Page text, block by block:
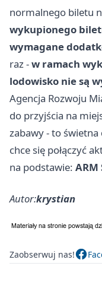
normalnego biletu
wykupionego
wymagane
raz -w ramach
lodowisko nie są
Agencja Rozwoju
do przyjścia na
zabawy - to
chce się połączyć
na podstawie: ARM
Autor:krystian
Zaobserwuj nas!